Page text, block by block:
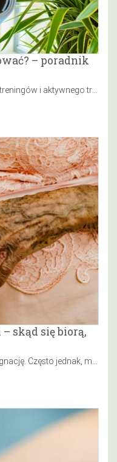
– poradnik
skąd się biorą,
Dłonie zasługują na wyjątkową pielęgnację. Często jednak, mimo najszczerszych chęci, nie jesteś w stanie uniknąć procesów jakie zachodzą wewnątrz tkanek.…